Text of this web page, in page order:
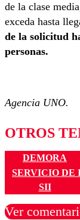
de la clase
exceda hasta
de la solicitud
personas.
Agencia UNO.
OTROS
DEMORA
SERVICIO DE
SII
Ver